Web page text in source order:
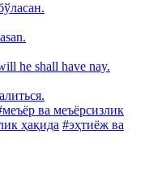
he shall have nay.
ва меъёрсизлик
ҳақида #эҳтиёж ва